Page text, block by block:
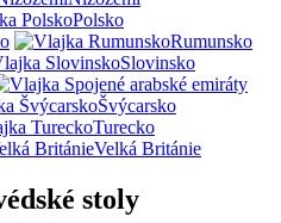
Polsko
Rumunsko
Slovinsko
Švýcarsko
Turecko
Velká Británie
stoly